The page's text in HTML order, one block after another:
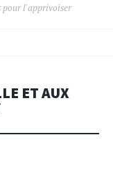
pour l'apprivoiser
ET AUX